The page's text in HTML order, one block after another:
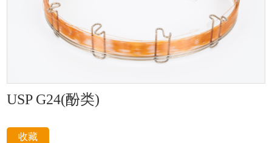
USP G24(酚类)
收藏